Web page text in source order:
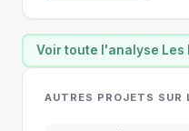
Voir toute l'analyse
AUTRES PROJETS SUR